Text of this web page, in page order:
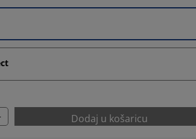
Dodaj u košaricu